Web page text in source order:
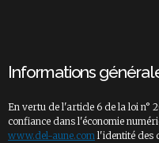
Informations
En vertu de l'article 6 de la loi n°
confiance dans l'économie
www.del-aune.coml'identité des